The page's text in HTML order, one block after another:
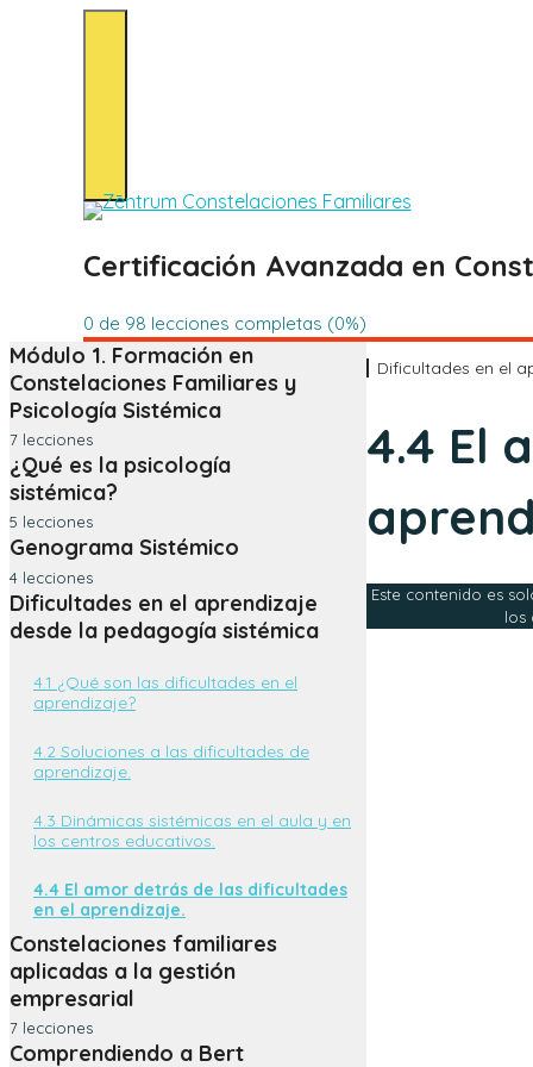
0 de 98 lecciones completas (0%)
Módulo 1. Formación en
Constelaciones Familiares y
Psicología Sistémica
1.1. Presentación.
Constelaciones Familiares y Psicología
Sistémica.
1.3. Programación 2026 y 2028. Con
módulos, ponentes, contenidos y fechas.
1.5 Actividades a realizar.
1.6. Bibliografía.
1.3.3. SOLO BORRADOR Lista de
módulos pendientes desde el 9 para
completar la programación del Diploma
pasarlos luego a la lección 1.3)
7 lecciones
¿Qué es la psicología
sistémica?
2.1. ¿Qué son las Constelaciones
Familiares?
2.2. Enfoque sistémico.
2.4. Principios básicos de la vida
2.5. Ordena tu casa.
5 lecciones
Genograma Sistémico
3.1. Los fundamentos del genograma.
2.2. Una mirada sistémica al
2.3. El enfoque clásico del genograma.
3.4. Posibilidades de aplicación.
4 lecciones
Dificultades en el aprendizaje
desde la pedagogía sistémica
4.1 ¿Qué son las dificultades en el
aprendizaje?
4.2 Soluciones a las dificultades de
aprendizaje.
4.3 Dinámicas sistémicas en el aula y en
los centros educativos.
4.4 El amor detrás de las dificultades
en el aprendizaje.
Constelaciones familiares
aplicadas a la gestión
empresarial
El pensamiento de Bert Hellinger para el
7 lecciones
Comprendiendo a Bert
Dificultades en el
4.4 El
Este contenido es
los